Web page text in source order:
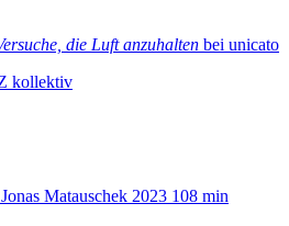
die Luft anzuhalten bei unicato
kollektiv
Matauschek 2023 108 min